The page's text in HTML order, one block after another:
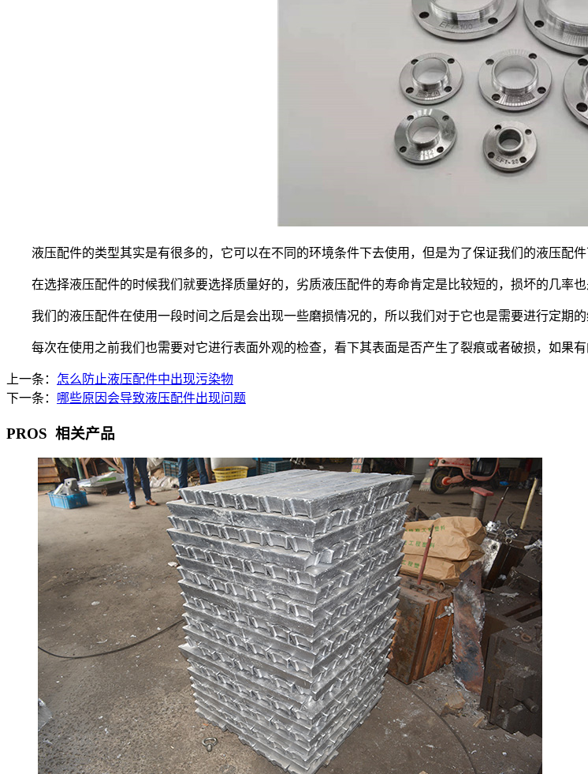
液压配件的类型其实是有很多的，它可以在不同的环境条件下去使用，但是为了保证我们的液压配件
在选择液压配件的时候我们就要选择质量好的，劣质液压配件的寿命肯定是比较短的，损坏的几率也
我们的液压配件在使用一段时间之后是会出现一些磨损情况的，所以我们对于它也是需要进行定期的
每次在使用之前我们也需要对它进行表面外观的检查，看下其表面是否产生了裂痕或者破损，如果有
上一条： 怎么防止液压配件中出现污染物
下一条： 哪些原因会导致液压配件出现问题
PROS 相关产品